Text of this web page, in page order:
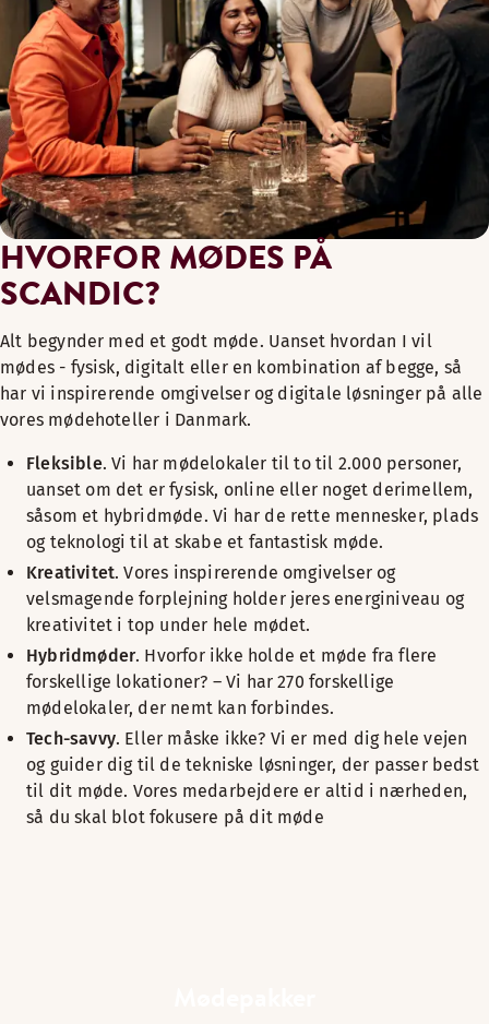
HVORFOR MØDES PÅ
SCANDIC?
Alt begynder med et godt møde. Uanset hvordan I vil
mødes - fysisk, digitalt eller en kombination af begge, så
har vi inspirerende omgivelser og digitale løsninger på alle
vores mødehoteller i Danmark.​
Fleksible. Vi har mødelokaler til to til 2.000 personer,
uanset om det er fysisk, online eller noget derimellem,
såsom et hybridmøde. Vi har de rette mennesker, plads
og teknologi til at skabe et fantastisk møde.
Kreativitet. Vores inspirerende omgivelser og
velsmagende forplejning holder jeres energiniveau og
kreativitet i top under hele mødet.
Hybridmøder. Hvorfor ikke holde et møde fra flere
forskellige lokationer? – Vi har 270 forskellige
mødelokaler, der nemt kan forbindes.
Tech-savvy. Eller måske ikke? Vi er med dig hele vejen
og guider dig til de tekniske løsninger, der passer bedst
til dit møde. Vores medarbejdere er altid i nærheden,
så du skal blot fokusere på dit møde